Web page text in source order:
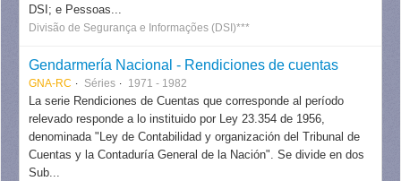
DSI; e Pessoas...
Divisão de Segurança e Informações (DSI)***
Gendarmería Nacional - Rendiciones de cuentas
GNA-RC Séries 1971 - 1982
La serie Rendiciones de Cuentas que corresponde al período
relevado responde a lo instituido por Ley 23.354 de 1956,
denominada "Ley de Contabilidad y organización del Tribunal de
Cuentas y la Contaduría General de la Nación". Se divide en dos
Sub...